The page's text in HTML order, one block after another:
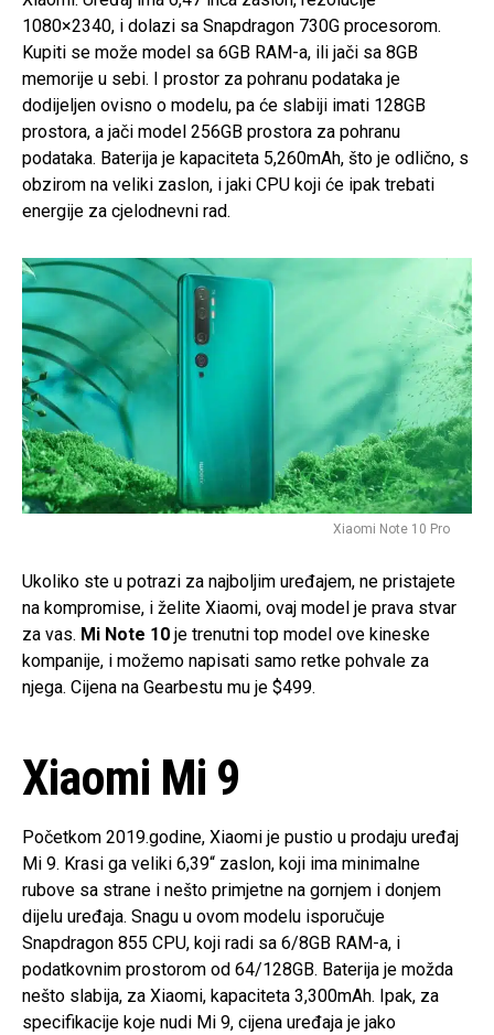
1080×2340, i dolazi sa Snapdragon 730G procesorom.
Kupiti se može model sa 6GB RAM-a, ili jači sa 8GB
memorije u sebi. I prostor za pohranu podataka je
dodijeljen ovisno o modelu, pa će slabiji imati 128GB
prostora, a jači model 256GB prostora za pohranu
podataka. Baterija je kapaciteta 5,260mAh, što je odlično, s
obzirom na veliki zaslon, i jaki CPU koji će ipak trebati
energije za cjelodnevni rad.
Xiaomi Note 10 Pro
Ukoliko ste u potrazi za najboljim uređajem, ne pristajete
na kompromise, i želite Xiaomi, ovaj model je prava stvar
za vas. Mi Note 10 je trenutni top model ove kineske
kompanije, i možemo napisati samo retke pohvale za
njega. Cijena na Gearbestu mu je $499.
Xiaomi Mi 9
Početkom 2019.godine, Xiaomi je pustio u prodaju uređaj
Mi 9. Krasi ga veliki 6,39“ zaslon, koji ima minimalne
rubove sa strane i nešto primjetne na gornjem i donjem
dijelu uređaja. Snagu u ovom modelu isporučuje
Snapdragon 855 CPU, koji radi sa 6/8GB RAM-a, i
podatkovnim prostorom od 64/128GB. Baterija je možda
nešto slabija, za Xiaomi, kapaciteta 3,300mAh. Ipak, za
specifikacije koje nudi Mi 9, cijena uređaja je jako